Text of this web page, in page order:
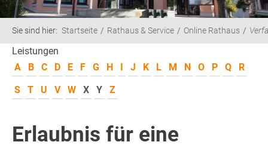
Sie sind hier: Startseite Rathaus & Service Online Rathaus
Leistungen
A
B C D E F G H I J K L M N O P Q
R
S
T U V W X Y Z
Erlaubnis für eine